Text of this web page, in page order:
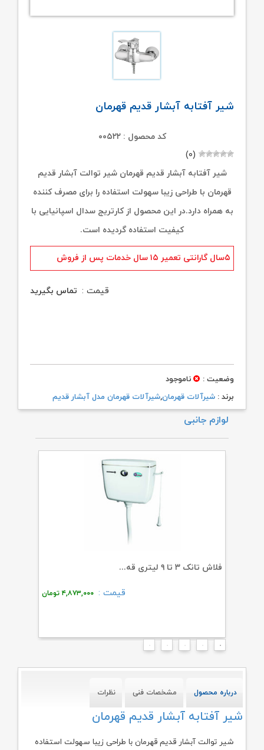
شیر آفتابه آبشار قدیم قهرمان
کد محصول : ۰۰۵۲۲
(۰)
شیر آفتابه آبشار قدیم قهرمان شیر توالت آبشار قدیم
قهرمان با طراحی زیبا سهولت استفاده را برای مصرف کننده
به همراه دارد.در این محصول از کارتریج سدال اسپانیایی با
کیفیت استفاده گردیده است.
۵سال گارانتی تعمیر ۱۵ سال خدمات پس از فروش
قیمت : تماس بگیرید
وضعیت :
ناموجود
برند : شیرآلات قهرمان,شیرآلات قهرمان مدل آبشار قدیم
لوازم جانبی
فلاش تانک ۳ تا ۹ لیتری قه...
قیمت : ۴,۸۷۳,۰۰۰ تومان
درباره محصول مشخصات فنی نظرات
شیر آفتابه آبشار قدیم قهرمان
شیر توالت آبشار قدیم قهرمان با طراحی زیبا سهولت استفاده